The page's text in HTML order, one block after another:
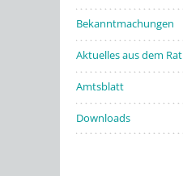
Bekanntmachungen
Aktuelles aus dem Rat
Amtsblatt
Downloads